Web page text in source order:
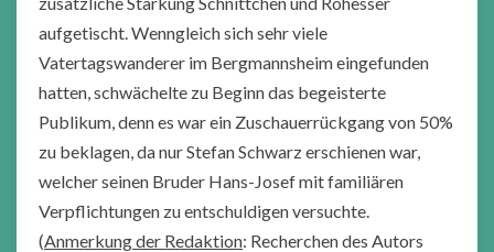
aufgetischt. Wenngleich sich sehr viele
Vatertagswanderer im Bergmannsheim eingefunden
hatten, schwächelte zu Beginn das begeisterte
Publikum, denn es war ein Zuschauerrückgang von 50%
zu beklagen, da nur Stefan Schwarz erschienen war,
welcher seinen Bruder Hans-Josef mit familiären
Verpflichtungen zu entschuldigen versuchte.
(Anmerkung der Redaktion: Recherchen des Autors